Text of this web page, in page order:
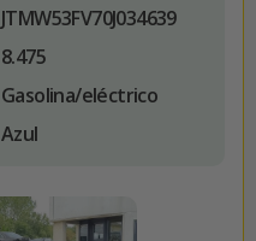
JTMW53FV70J034639
8.475
Gasolina/eléctrico
Azul